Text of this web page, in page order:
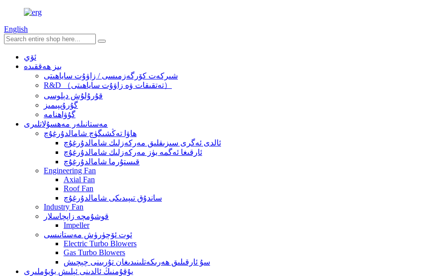
English
ئۆي
بىز ھەققىدە
شىركەت كۆرگەزمىسى / زاۋۇت ساياھىتى
R&D （تەتقىقات ۋە زاۋۇت ساياھىتى）
قۇرۇلۇش دېلوسى
گۇرۇپپىمىز
گۇۋاھنامە
مەستانىلەر مەھسۇلاتلىرى
ھاۋا تەڭشىگۈچ شامالدۇرغۇچ
ئالدى ئەگرى سىزىقلىق مەركەزلىك شامالدۇرغۇچ
ئارقىغا ئەگمە يۈز مەركەزلىك شامالدۇرغۇچ
قىستۇرما شامالدۇرغۇچ
Engineering Fan
Axial Fan
Roof Fan
ساندۇق تىپىدىكى شامالدۇرغۇچ
Industry Fan
قوشۇمچە زاپچاسلار
Impeller
ئوت ئۆچۈرۈش مەستانىسى
Electric Turbo Blowers
Gas Turbo Blowers
سۇ ئارقىلىق ھەرىكەتلىنىدىغان تۇربىنى چېچىش
يۇقۇمنىڭ ئالدىنى ئېلىش بۇيۇملىرى